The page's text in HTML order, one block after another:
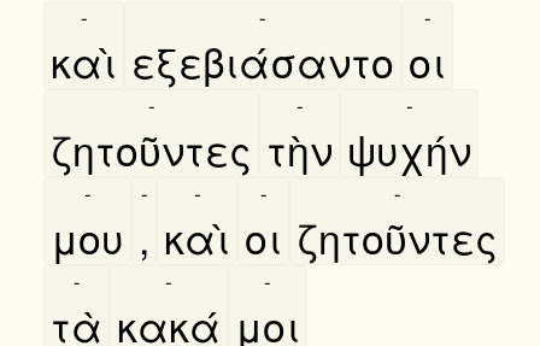
καὶ
-
εξεβιάσαντο
-
οι
-
ζητοῦντες
-
τὴν
-
ψυχήν
-
μου
-
,
-
καὶ
-
οι
-
ζητοῦντες
-
τὰ
-
κακά
-
μοι
-